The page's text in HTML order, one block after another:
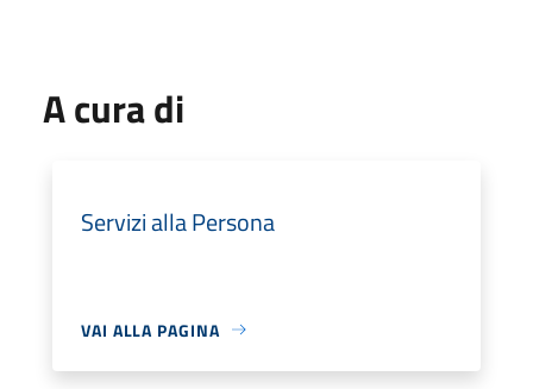
A cura di
Servizi alla Persona
VAI ALLA PAGINA